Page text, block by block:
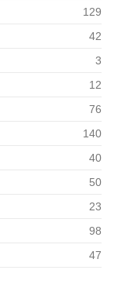
129
42
3
12
76
140
40
50
23
98
47